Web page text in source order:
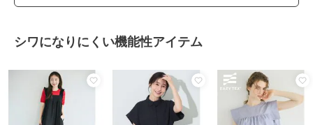
シワになりにくい機能性アイテム